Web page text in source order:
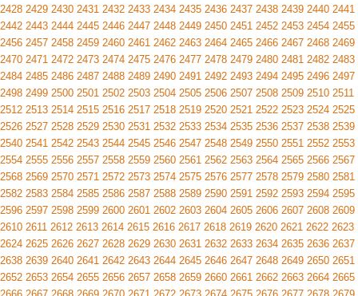
2428 2429 2430 2431 2432 2433 2434 2435 2436 2437 2438 2439 2440 2441
2442 2443 2444 2445 2446 2447 2448 2449 2450 2451 2452 2453 2454 2455
2456 2457 2458 2459 2460 2461 2462 2463 2464 2465 2466 2467 2468 2469
2470 2471 2472 2473 2474 2475 2476 2477 2478 2479 2480 2481 2482 2483
2484 2485 2486 2487 2488 2489 2490 2491 2492 2493 2494 2495 2496 2497
2498 2499 2500 2501 2502 2503 2504 2505 2506 2507 2508 2509 2510 2511
2512 2513 2514 2515 2516 2517 2518 2519 2520 2521 2522 2523 2524 2525
2526 2527 2528 2529 2530 2531 2532 2533 2534 2535 2536 2537 2538 2539
2540 2541 2542 2543 2544 2545 2546 2547 2548 2549 2550 2551 2552 2553
2554 2555 2556 2557 2558 2559 2560 2561 2562 2563 2564 2565 2566 2567
2568 2569 2570 2571 2572 2573 2574 2575 2576 2577 2578 2579 2580 2581
2582 2583 2584 2585 2586 2587 2588 2589 2590 2591 2592 2593 2594 2595
2596 2597 2598 2599 2600 2601 2602 2603 2604 2605 2606 2607 2608 2609
2610 2611 2612 2613 2614 2615 2616 2617 2618 2619 2620 2621 2622 2623
2624 2625 2626 2627 2628 2629 2630 2631 2632 2633 2634 2635 2636 2637
2638 2639 2640 2641 2642 2643 2644 2645 2646 2647 2648 2649 2650 2651
2652 2653 2654 2655 2656 2657 2658 2659 2660 2661 2662 2663 2664 2665